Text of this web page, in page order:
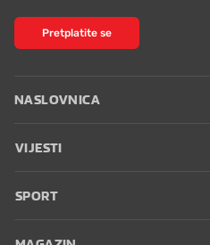
Pretplatite se
NASLOVNICA
VIJESTI
SPORT